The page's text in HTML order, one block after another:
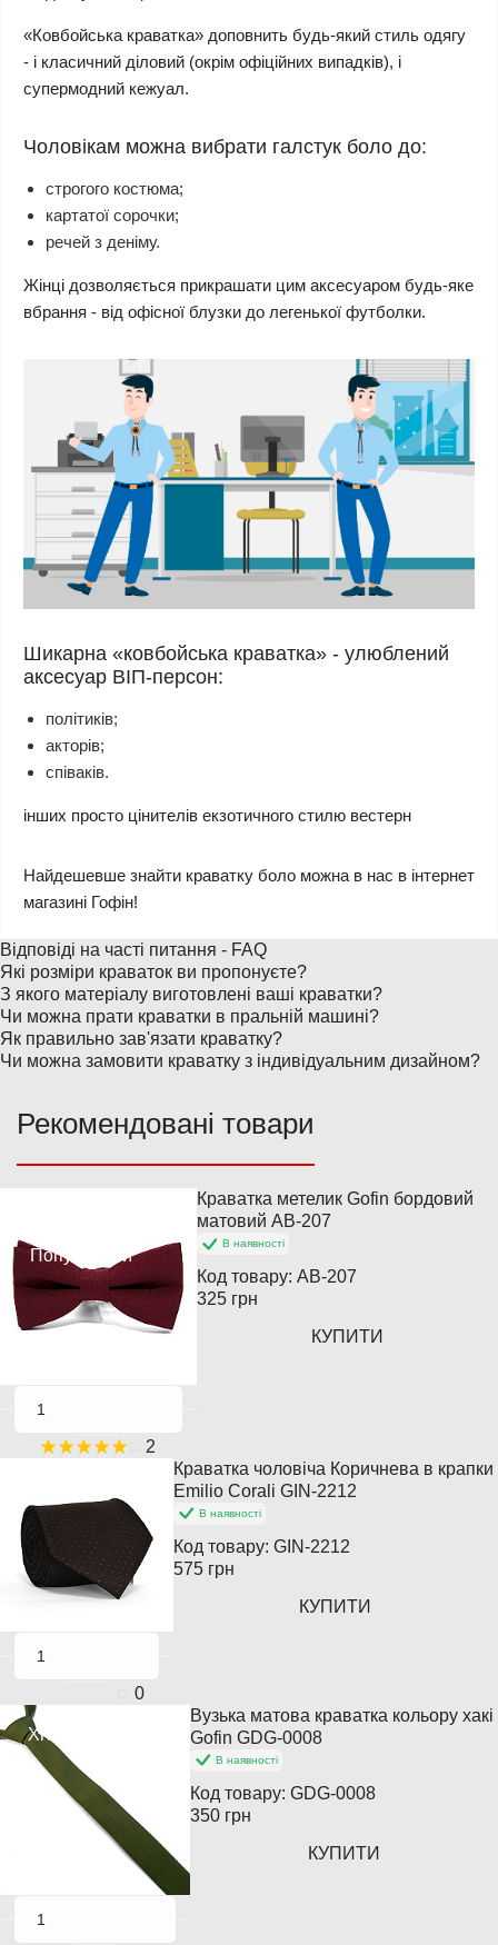
«Ковбойська краватка» доповнить будь-який стиль одягу
- і класичний діловий (окрім офіційних випадків), і
супермодний кежуал.
Чоловікам можна вибрати галстук боло до:
строгого костюма;
картатої сорочки;
речей з деніму.
Жінці дозволяється прикрашати цим аксесуаром будь-яке
вбрання - від офісної блузки до легенької футболки.
Шикарна «ковбойська краватка» - улюблений
аксесуар ВІП-персон:
політиків;
акторів;
співаків.
інших просто цінителів екзотичного стилю вестерн
Найдешевше знайти краватку боло можна в нас в інтернет
магазині Гофін!
Відповіді на часті питання - FAQ
Які розміри краваток ви пропонуєте?
З якого матеріалу виготовлені ваші краватки?
Чи можна прати краватки в пральній машині?
Як правильно зав'язати краватку?
Чи можна замовити краватку з індивідуальним дизайном?
Рекомендовані товари
Популярний
2
Краватка метелик Gofin бордовий
матовий AB-207
В наявності
Код товару: AB-207
325 грн
КУПИТИ
0
Краватка чоловіча Коричнева в крапки
Emilio Corali GIN-2212
В наявності
Код товару: GIN-2212
575 грн
КУПИТИ
Хіт продажів
Вузька матова краватка кольору хакі
Gofin GDG-0008
В наявності
Код товару: GDG-0008
350 грн
КУПИТИ